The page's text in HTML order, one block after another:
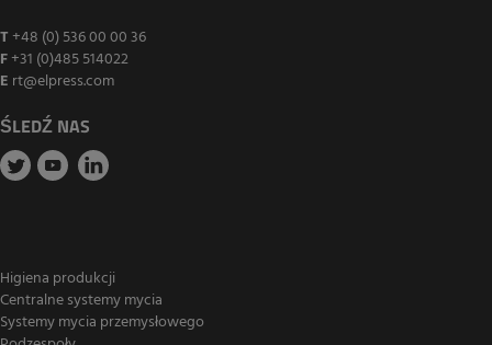
T +48 (0) 536 00 00 36
F+31 (0)485 514022
E rt@elpress.com
ŚLEDŹ NAS
Higiena produkcji
Centralne systemy mycia
Systemy mycia przemysłowego